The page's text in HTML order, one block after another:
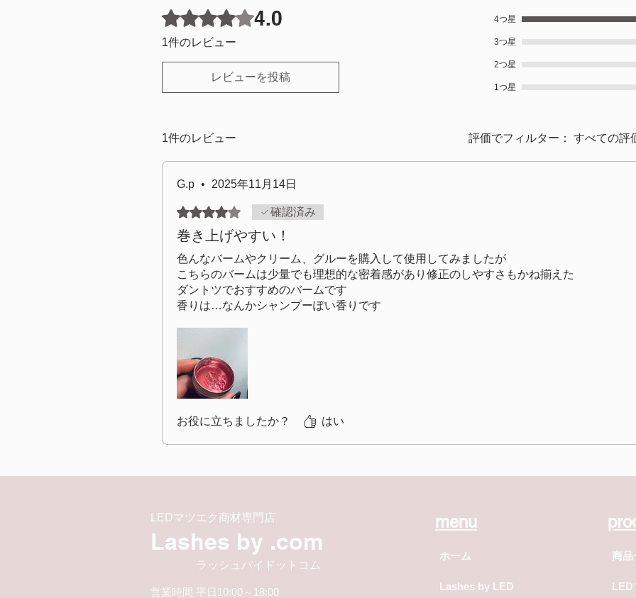
5つ星のうち4と評価されています。
4.0
1件のレビュー
レビューを投稿
4つ星
3つ星
2つ星
1つ星
1件のレビュー 評価でフィルター： すべての評
G.p • 2025年11月14日
5つ星のうち4と評価されています。
確認済み
巻き上げやすい！
色んなバームやクリーム、グルーを購入して使用してみましたが
こちらのバームは少量でも理想的な密着感があり修正のしやすさもかね揃えた
ダントツでおすすめのバームです
香りは…なんかシャンプーぽい香りです
お役に立ちましたか？ はい
LEDマツエク商材専門店
Lashes by .com
​ ラッシュバイドットコム
営業時間 平日10:00～18:00
menu
ホーム
Lashes by LED
商品
LED